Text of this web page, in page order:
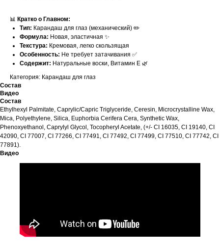
📊 Кратко о Главном:
Тип: Карандаш для глаз (механический) ✏️
Формула: Новая, эластичная ✨
Текстура: Кремовая, легко скользящая
Особенность: Не требует затачивания ✅
Содержит: Натуральные воски, Витамин Е 🌿
Категория: Карандаш для глаз
Состав
Видео
Состав
Ethylhexyl Palmitate, Caprylic/Capric Triglyceride, Ceresin, Microcrystalline Wax,
Mica, Polyethylene, Silica, Euphorbia Cerifera Cera, Synthetic Wax,
Phenoxyethanol, Caprylyl Glycol, Tocopheryl Acetate, (+/- CI 16035, CI 19140, CI
42090, CI 77007, CI 77266, CI 77491, CI 77492, CI 77499, CI 77510, CI 77742, CI
77891).
Видео